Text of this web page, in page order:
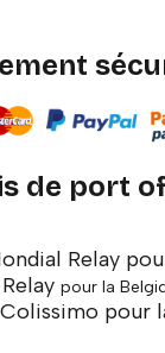
de port
Relay
pour la
pour